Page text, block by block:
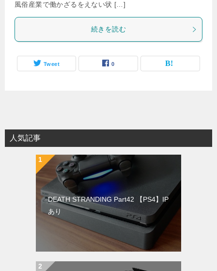
風俗産業で働かざるをえない状 […]
続きを読む
Tweet 0
人気記事
DEATH STRANDING Part42 【PS4】IP
あり